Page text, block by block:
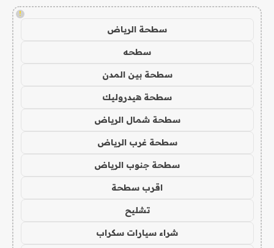
!
سطحة الرياض
سطحه
سطحة بين المدن
سطحة هيدروليك
سطحة شمال الرياض
سطحة غرب الرياض
سطحة جنوب الرياض
اقرب سطحة
تشليح
شراء سيارات سكراب